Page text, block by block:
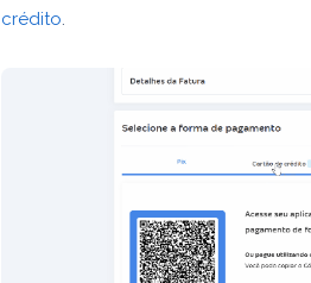
crédito